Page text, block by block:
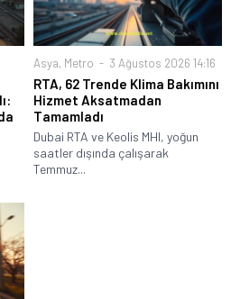
Asya, Metro 3 Ağustos 2026 14:16
RTA, 62 Trende Klima Bakımını
Hizmet Aksatmadan
Tamamladı
Dubai RTA ve Keolis MHI, yoğun
saatler dışında çalışarak
Temmuz...